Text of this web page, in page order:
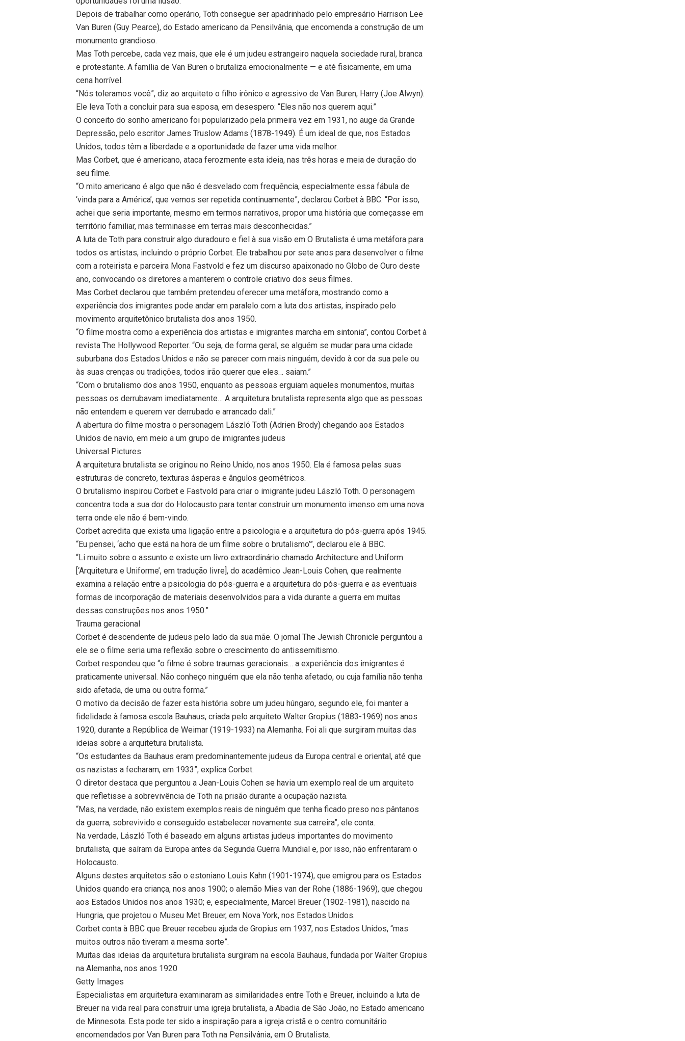
Depois de trabalhar como operário, Toth consegue ser apadrinhado pelo empresário Harrison Lee
Van Buren (Guy Pearce), do Estado americano da Pensilvânia, que encomenda a construção de um
monumento grandioso.
Mas Toth percebe, cada vez mais, que ele é um judeu estrangeiro naquela sociedade rural, branca
e protestante. A família de Van Buren o brutaliza emocionalmente — e até fisicamente, em uma
cena horrível.
“Nós toleramos você”, diz ao arquiteto o filho irônico e agressivo de Van Buren, Harry (Joe Alwyn).
Ele leva Toth a concluir para sua esposa, em desespero: “Eles não nos querem aqui.”
O conceito do sonho americano foi popularizado pela primeira vez em 1931, no auge da Grande
Depressão, pelo escritor James Truslow Adams (1878-1949). É um ideal de que, nos Estados
Unidos, todos têm a liberdade e a oportunidade de fazer uma vida melhor.
Mas Corbet, que é americano, ataca ferozmente esta ideia, nas três horas e meia de duração do
seu filme.
“O mito americano é algo que não é desvelado com frequência, especialmente essa fábula de
‘vinda para a América’, que vemos ser repetida continuamente”, declarou Corbet à BBC. “Por isso,
achei que seria importante, mesmo em termos narrativos, propor uma história que começasse em
território familiar, mas terminasse em terras mais desconhecidas.”
A luta de Toth para construir algo duradouro e fiel à sua visão em O Brutalista é uma metáfora para
todos os artistas, incluindo o próprio Corbet. Ele trabalhou por sete anos para desenvolver o filme
com a roteirista e parceira Mona Fastvold e fez um discurso apaixonado no Globo de Ouro deste
ano, convocando os diretores a manterem o controle criativo dos seus filmes.
Mas Corbet declarou que também pretendeu oferecer uma metáfora, mostrando como a
experiência dos imigrantes pode andar em paralelo com a luta dos artistas, inspirado pelo
movimento arquitetônico brutalista dos anos 1950.
“O filme mostra como a experiência dos artistas e imigrantes marcha em sintonia”, contou Corbet à
revista The Hollywood Reporter. “Ou seja, de forma geral, se alguém se mudar para uma cidade
suburbana dos Estados Unidos e não se parecer com mais ninguém, devido à cor da sua pele ou
às suas crenças ou tradições, todos irão querer que eles… saiam.”
“Com o brutalismo dos anos 1950, enquanto as pessoas erguiam aqueles monumentos, muitas
pessoas os derrubavam imediatamente… A arquitetura brutalista representa algo que as pessoas
não entendem e querem ver derrubado e arrancado dali.”
A abertura do filme mostra o personagem László Toth (Adrien Brody) chegando aos Estados
Unidos de navio, em meio a um grupo de imigrantes judeus
Universal Pictures
A arquitetura brutalista se originou no Reino Unido, nos anos 1950. Ela é famosa pelas suas
estruturas de concreto, texturas ásperas e ângulos geométricos.
O brutalismo inspirou Corbet e Fastvold para criar o imigrante judeu László Toth. O personagem
concentra toda a sua dor do Holocausto para tentar construir um monumento imenso em uma nova
terra onde ele não é bem-vindo.
Corbet acredita que exista uma ligação entre a psicologia e a arquitetura do pós-guerra após 1945.
“Eu pensei, ‘acho que está na hora de um filme sobre o brutalismo’”, declarou ele à BBC.
“Li muito sobre o assunto e existe um livro extraordinário chamado Architecture and Uniform
[‘Arquitetura e Uniforme’, em tradução livre], do acadêmico Jean-Louis Cohen, que realmente
examina a relação entre a psicologia do pós-guerra e a arquitetura do pós-guerra e as eventuais
formas de incorporação de materiais desenvolvidos para a vida durante a guerra em muitas
dessas construções nos anos 1950.”
Trauma geracional
Corbet é descendente de judeus pelo lado da sua mãe. O jornal The Jewish Chronicle perguntou a
ele se o filme seria uma reflexão sobre o crescimento do antissemitismo.
Corbet respondeu que “o filme é sobre traumas geracionais… a experiência dos imigrantes é
praticamente universal. Não conheço ninguém que ela não tenha afetado, ou cuja família não tenha
sido afetada, de uma ou outra forma.”
O motivo da decisão de fazer esta história sobre um judeu húngaro, segundo ele, foi manter a
fidelidade à famosa escola Bauhaus, criada pelo arquiteto Walter Gropius (1883-1969) nos anos
1920, durante a República de Weimar (1919-1933) na Alemanha. Foi ali que surgiram muitas das
ideias sobre a arquitetura brutalista.
“Os estudantes da Bauhaus eram predominantemente judeus da Europa central e oriental, até que
os nazistas a fecharam, em 1933”, explica Corbet.
O diretor destaca que perguntou a Jean-Louis Cohen se havia um exemplo real de um arquiteto
que refletisse a sobrevivência de Toth na prisão durante a ocupação nazista.
“Mas, na verdade, não existem exemplos reais de ninguém que tenha ficado preso nos pântanos
da guerra, sobrevivido e conseguido estabelecer novamente sua carreira”, ele conta.
Na verdade, László Toth é baseado em alguns artistas judeus importantes do movimento
brutalista, que saíram da Europa antes da Segunda Guerra Mundial e, por isso, não enfrentaram o
Holocausto.
Alguns destes arquitetos são o estoniano Louis Kahn (1901-1974), que emigrou para os Estados
Unidos quando era criança, nos anos 1900; o alemão Mies van der Rohe (1886-1969), que chegou
aos Estados Unidos nos anos 1930; e, especialmente, Marcel Breuer (1902-1981), nascido na
Hungria, que projetou o Museu Met Breuer, em Nova York, nos Estados Unidos.
Corbet conta à BBC que Breuer recebeu ajuda de Gropius em 1937, nos Estados Unidos, “mas
muitos outros não tiveram a mesma sorte”.
Muitas das ideias da arquitetura brutalista surgiram na escola Bauhaus, fundada por Walter Gropius
na Alemanha, nos anos 1920
Getty Images
Especialistas em arquitetura examinaram as similaridades entre Toth e Breuer, incluindo a luta de
Breuer na vida real para construir uma igreja brutalista, a Abadia de São João, no Estado americano
de Minnesota. Esta pode ter sido a inspiração para a igreja cristã e o centro comunitário
encomendados por Van Buren para Toth na Pensilvânia, em O Brutalista.